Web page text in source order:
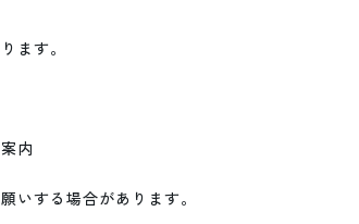
ます。
内
いする場合があります。